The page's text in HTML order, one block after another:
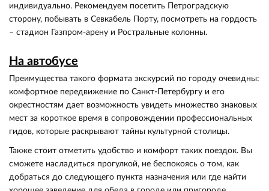
индивидуально. Рекомендуем посетить Петроградскую
сторону, побывать в Севкабель Порту, посмотреть на гордость
– стадион Газпром-арену и Ростральные колонны.
На автобусе
Преимущества такого формата экскурсий по городу очевидны:
комфортное передвижение по Санкт-Петербургу и его
окрестностям дает возможность увидеть множество знаковых
мест за короткое время в сопровождении профессиональных
гидов, которые раскрывают тайны культурной столицы.
Также стоит отметить удобство и комфорт таких поездок. Вы
сможете насладиться прогулкой, не беспокоясь о том, как
добраться до следующего пункта назначения или где найти